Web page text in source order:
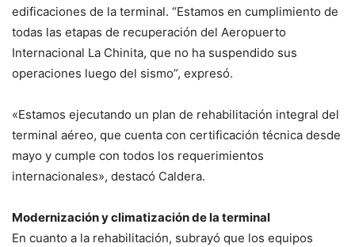
edificaciones de la terminal. “Estamos en cumplimiento de
todas las etapas de recuperación del Aeropuerto
Internacional La Chinita, que no ha suspendido sus
operaciones luego del sismo”, expresó.
«Estamos ejecutando un plan de rehabilitación integral del
terminal aéreo, que cuenta con certificación técnica desde
mayo y cumple con todos los requerimientos
internacionales», destacó Caldera.
Modernización y climatización de la terminal
En cuanto a la rehabilitación, subrayó que los equipos